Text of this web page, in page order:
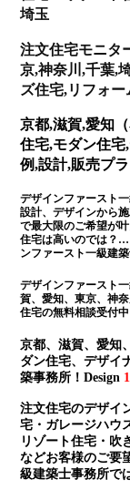
埼玉
注文住宅モニタ
京,神奈川,千葉,
ズ住宅,リフォー
京都,滋賀,愛知
住宅,モダン住
例,設計,販売プラ
デザインファースト
設計、デザインから
で最大限のご希望が
住宅は高いのでは？…
ンファースト一級建
デザインファースト
賀、愛知、東京、神
住宅の無料相談受付中
京都、滋賀、愛知
ダン住宅、デザイ
築事務所！Design 1
注文住宅のデザイ
宅・ガレージハウ
リゾート住宅・吹
などお客様のご要
級建築士事務所で